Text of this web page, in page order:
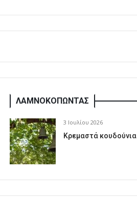
ΛΑΜΝΟΚΟΠΩΝΤΑΣ
3 Ιουλίου 2026
Κρεμαστά κουδούνια